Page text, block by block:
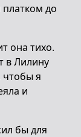
до
она тихо.
в Лилину
чтобы я
и
бы для